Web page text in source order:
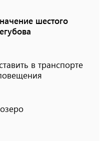
шестого
в транспорте